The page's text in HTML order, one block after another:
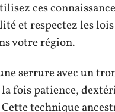
ces
et respectez les
votre région.
serrure avec un
la fois patience,
technique